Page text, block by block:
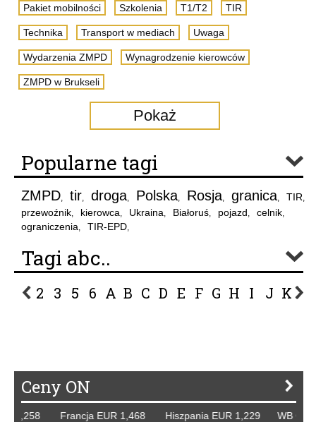
Pakiet mobilności Szkolenia T1/T2 TIR
Technika Transport w mediach Uwaga
Wydarzenia ZMPD Wynagrodzenie kierowców
ZMPD w Brukseli
Pokaż
Popularne tagi
ZMPD, tir, droga, Polska, Rosja, granica, TIR,
przewoźnik, kierowca, Ukraina, Białoruś, pojazd, celnik,
ograniczenia, TIR-EPD,
Tagi abc..
2 3 5 6 A B C D E F G H I J K L
Ceny ON
Francja EUR 1,468 Hiszpania EUR 1,229 WB GBP